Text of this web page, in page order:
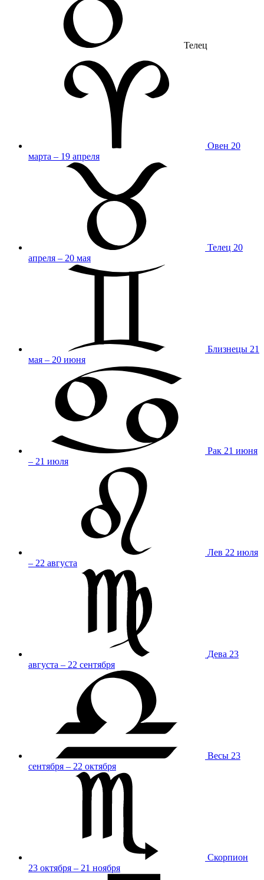
Телец
Овен 20
марта – 19 апреля
Телец 20
апреля – 20 мая
Близнецы 21
мая – 20 июня
Рак 21 июня
– 21 июля
Лев 22 июля
– 22 августа
Дева 23
августа – 22 сентября
Весы 23
сентября – 22 октября
Скорпион
23 октября – 21 ноября